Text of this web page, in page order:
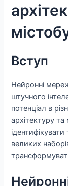
Вступ
Нейронні
штучного
потенціал в
архітектуру
великих